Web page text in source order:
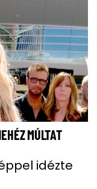
MÚLTAT
idézte